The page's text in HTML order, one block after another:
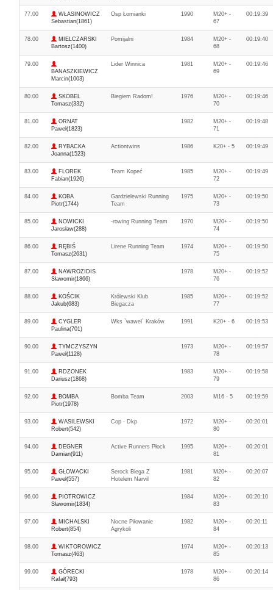
77.00
WŁASINOWICZ
Sebastian(1861)
Osp Łomianki 1990
M20+ -
67
00:19:39
78.00
MIELCZARSKI
Bartosz(1400)
Pomijalni 1984
M20+ -
68
00:19:40
79.00
BANASZKIEWICZ
Marcin(1003)
Lider Winnica 1981
M20+ -
69
00:19:46
80.00
SKOBEL
Tomasz(332)
Biegiem Radom! 1976
M20+ -
70
00:19:46
81.00
ORNAT
Paweł(1823)
1982
M20+ -
71
00:19:48
82.00
RYBACKA
Joanna(1523)
Actiontwins 1986 K20+ - 5 00:19:49
83.00
FLOREK
Fabian(1926)
Team Kopeć 1985
M20+ -
72
00:19:49
84.00
KOBA
Piotr(1744)
Gardzielewski Running
Team
1975
M20+ -
73
00:19:50
85.00
NOWICKI
Jarosław(288)
-rowing Running Team 1970
M20+ -
74
00:19:50
86.00
RĘBIŚ
Tomasz(2631)
Lirene Running Team 1974
M20+ -
75
00:19:50
87.00
NAWROZIDIS
Sławomir(1866)
1978
M20+ -
76
00:19:52
88.00
KOŚCIK
Jakub(683)
Królewski Klub
Biegacza
1985
M20+ -
77
00:19:52
89.00
CYGLER
Paulina(701)
Wks `wawel` Kraków 1991 K20+ - 6 00:19:53
90.00
TYMCZYSZYN
Paweł(1128)
1973
M20+ -
78
00:19:57
91.00
RDZONEK
Dariusz(1868)
1983
M20+ -
79
00:19:58
92.00
BOMBA
Piotr(1978)
Bomba Team 2003 M16 - 5 00:19:59
93.00
WASILEWSKI
Robert(542)
Cop - Dkp 1972
M20+ -
80
00:20:01
94.00
DEGNER
Damian(911)
Active Runners Płock 1995
M20+ -
81
00:20:01
95.00
GŁOWACKI
Paweł(557)
Serock Biega Z
Hotelem Narvil
1981
M20+ -
82
00:20:07
96.00
PIOTROWICZ
Sławomir(1834)
1984
M20+ -
83
00:20:10
97.00
MICHALSKI
Robert(854)
Nocne Piłowanie
Agrykoli
1982
M20+ -
84
00:20:11
98.00
WIKTOROWICZ
Tomasz(463)
1974
M20+ -
85
00:20:13
99.00
GÓRECKI
Rafał(793)
1978
M20+ -
86
00:20:14